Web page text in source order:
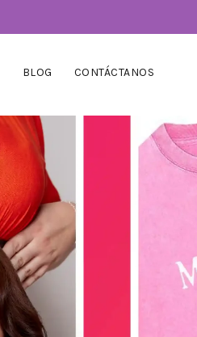
BLOG CONTÁCTANOS